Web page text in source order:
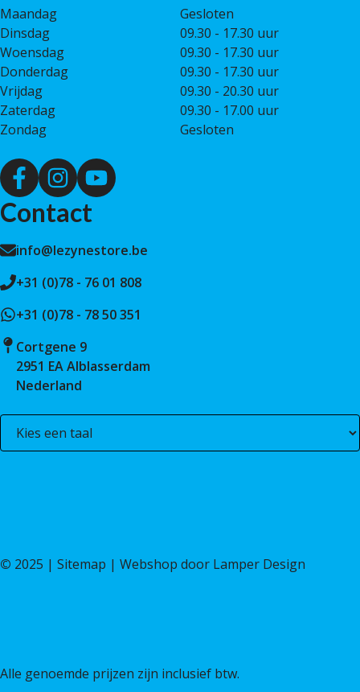
Maandag
Gesloten
Dinsdag
09.30 - 17.30 uur
Woensdag
09.30 - 17.30 uur
Donderdag
09.30 - 17.30 uur
Vrijdag
09.30 - 20.30 uur
Zaterdag
09.30 - 17.00 uur
Zondag
Gesloten
Contact
info@lezynestore.be
+31 (0)78 - 76 01 808
+31 (0)78 - 78 50 351
Cortgene 9
2951 EA Alblasserdam
Nederland
© 2025 | Sitemap | Webshop door Lamper Design
Alle genoemde prijzen zijn inclusief btw.